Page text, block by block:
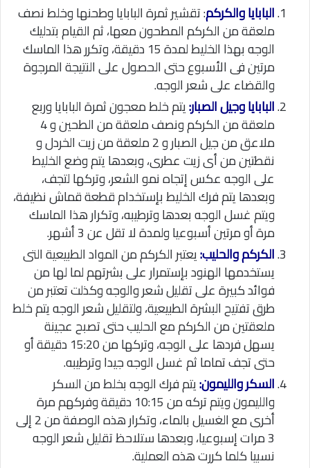
البابايا والكركم: تقشير ثمرة البابايا وطحنها وخلط نصف
ملعقة من الكركم المطحون معها، ثم القيام بتدليك
الوجه بهذا الخليط لمدة 15 دقيقة، وتكرر هذا الماسك
مرتين فى الأسبوع حتى الحصول على النتيجة المرجوة
والقضاء على شعر الوجه.
البابايا وجيل الصبار:يتم خلط معجون ثمرة البابايا وربع
ملعقة من الكركم ونصف ملعقة من الطحين و 4
ملاعق من جيل الصبار و 2 ملعقة من زيت الخردل و
نقطتين من أى زيت عطرى، وبعدها يتم وضع الخليط
على الوجه عكس إتجاه نمو الشعر، وتركها لتجف،
وبعدها يتم فرك الخليط بإستخدام قطعة قماش نظيفة،
ويتم غسل الوجه بعدها وترطيبه، وتكرار هذا الماسك
مرة أو مرتين أسبوعيا ولمدة لا تقل عن 3 أشهر.
الكركم والحليب:يعتبر الكركم من المواد الطبيعية التى
يستخدمها الهنود بإستمرار على بشرتهم لما لها من
فوائد كبيرة على تقليل شعر والوجه وكذلت تعتبر من
طرق تفتيح البشرة الطبيعية، ولتقليل شعر الوجه يتم خلط
ملعقتين من الكركم مع الحليب حتى تصبح عجينة
يسهل فردها على الوجه، وتركها من 15:20 دقيقة أو
حتى تجف تماما ثم غسل الوجه جيدا وترطيبه.
السكر والليمون:يتم فرك الوجه بخلط من السكر
والليمون ويتم تركه من 10:15 دقيقة وفركهم مرة
أخرى مع الغسيل بالماء، وتكرار هذه الوصفة من 2 إلى
3 مرات إسبوعيا، وبعدها ستلاحظ تقليل شعر الوجه
نسبيا كلما كررت هذه العملية.